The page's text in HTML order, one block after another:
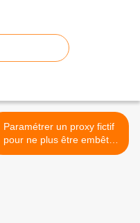
Paramétrer un proxy fictif
pour ne plus être embêté
avec Windows >